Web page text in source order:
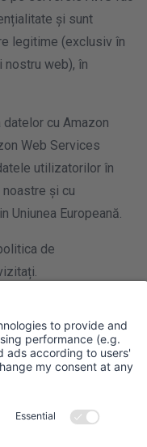
și sunt
legitime (exclusiv în
web), în
cu Amazon
Web Services
utilizatorilor în
și cu
Uniunea Europeană.
de
Like &